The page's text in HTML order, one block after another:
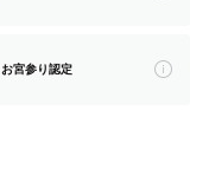
お宮参り認定